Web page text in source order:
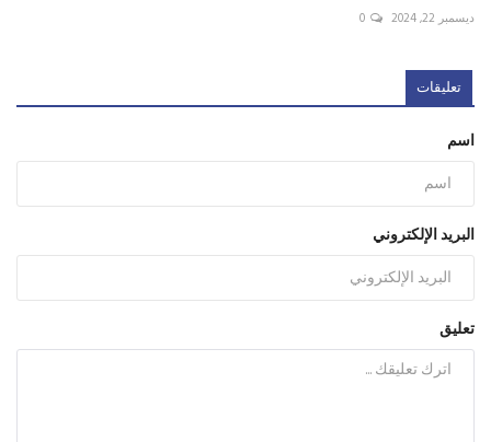
ديسمبر 22, 2024 0
تعليقات
اسم
البريد الإلكتروني
تعليق